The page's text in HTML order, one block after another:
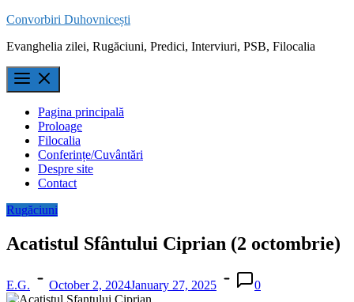
Skip
content
Convorbiri Duhovnicești
Evanghelia zilei, Rugăciuni, Predici, Interviuri, PSB, Filocalia
Pagina principală
Proloage
Filocalia
Conferințe/Cuvântări
Despre site
Contact
Rugăciuni
Acatistul Sfântului Ciprian (2 octombrie)
E.G. October 2, 2024January 27, 2025 0